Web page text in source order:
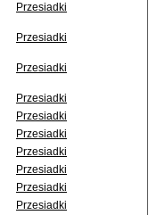
Przesiadki
Przesiadki
Przesiadki
Przesiadki
Przesiadki
Przesiadki
Przesiadki
Przesiadki
Przesiadki
Przesiadki